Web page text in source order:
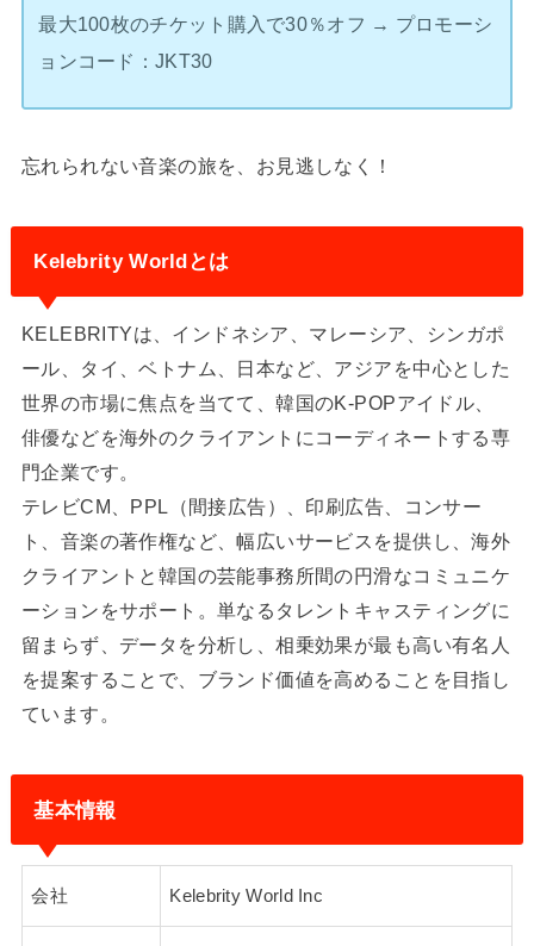
最大100枚のチケット購入で30％オフ → プロモーシ
ョンコード：JKT30
忘れられない音楽の旅を、お見逃しなく！
Kelebrity Worldとは
KELEBRITYは、インドネシア、マレーシア、シンガポ
ール、タイ、ベトナム、日本など、アジアを中心とした
世界の市場に焦点を当てて、韓国のK-POPアイドル、
俳優などを海外のクライアントにコーディネートする専
門企業です。
テレビCM、PPL（間接広告）、印刷広告、コンサー
ト、音楽の著作権など、幅広いサービスを提供し、海外
クライアントと韓国の芸能事務所間の円滑なコミュニケ
ーションをサポート。単なるタレントキャスティングに
留まらず、データを分析し、相乗効果が最も高い有名人
を提案することで、ブランド価値を高めることを目指し
ています。
基本情報
会社 Kelebrity World Inc